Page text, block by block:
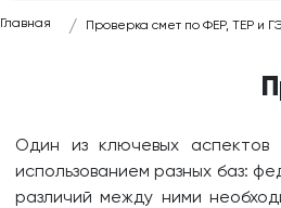
Главная Проверка смет по ФЕР, ТЕР и
Один из ключевых
использованием разных баз:
различий между ними